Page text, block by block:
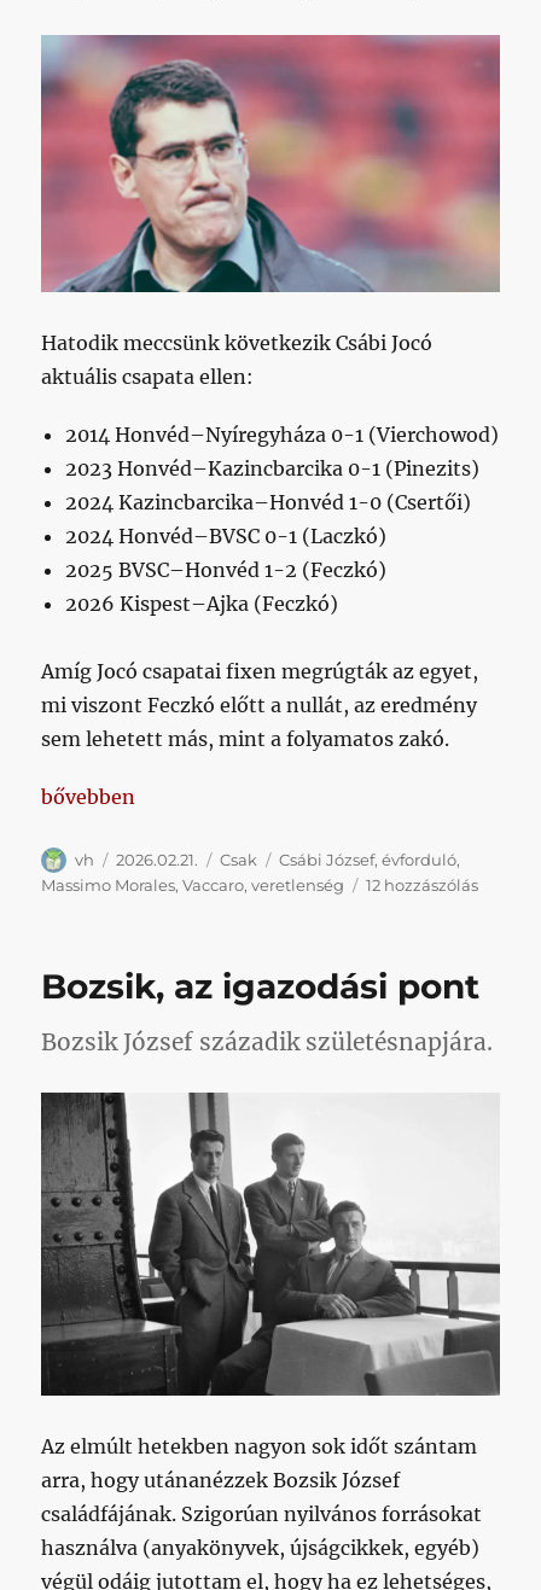
Hatodik meccsünk következik Csábi Jocó
aktuális csapata ellen:
2014 Honvéd–Nyíregyháza 0-1 (Vierchowod)
2023 Honvéd–Kazincbarcika 0-1 (Pinezits)
2024 Kazincbarcika–Honvéd 1-0 (Csertői)
2024 Honvéd–BVSC 0-1 (Laczkó)
2025 BVSC–Honvéd 1-2 (Feczkó)
2026 Kispest–Ajka (Feczkó)
Amíg Jocó csapatai fixen megrúgták az egyet,
mi viszont Feczkó előtt a nullát, az eredmény
sem lehetett más, mint a folyamatos zakó.
„Egyetlen, bár kissé nyújtott lépésben jutunk el
bővebben
Szerző
vh Közzétéve
2026.02.21. Kategória
Csak Címke
Csábi József,évforduló,
Massimo Morales,Vaccaro,veretlenség 12 hozzászólás
el
Bozsik, az igazodási pont
Bozsik József századik születésnapjára.
Az elmúlt hetekben nagyon sok időt szántam
arra, hogy utánanézzek Bozsik József
családfájának. Szigorúan nyilvános forrásokat
használva (anyakönyvek, újságcikkek, egyéb)
végül odáig jutottam el, hogy ha ez lehetséges,